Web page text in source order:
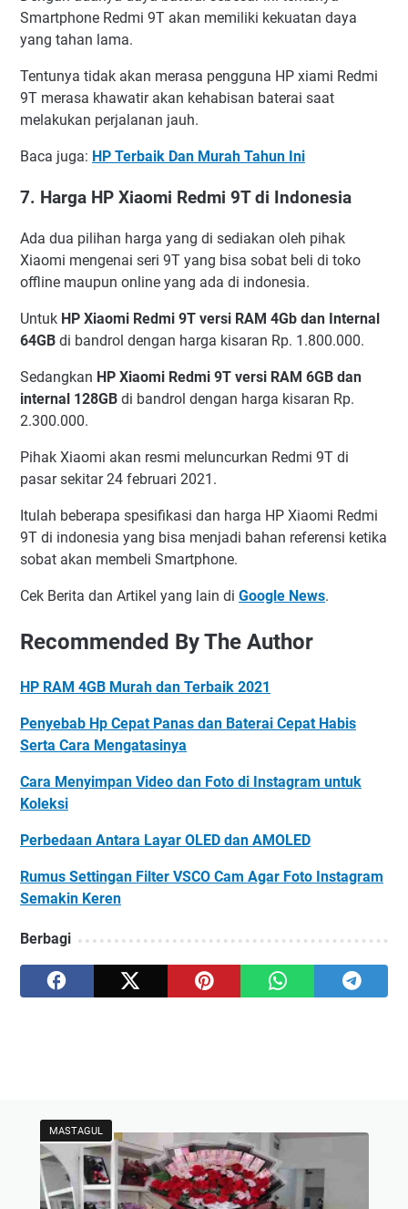
Smartphone Redmi 9T akan memiliki kekuatan daya
yang tahan lama.
Tentunya tidak akan merasa pengguna HP xiami Redmi
9T merasa khawatir akan kehabisan baterai saat
melakukan perjalanan jauh.
Baca juga: HP Terbaik Dan Murah Tahun Ini
7. Harga HP Xiaomi Redmi 9T di Indonesia
Ada dua pilihan harga yang di sediakan oleh pihak
Xiaomi mengenai seri 9T yang bisa sobat beli di toko
offline maupun online yang ada di indonesia.
Untuk HP Xiaomi Redmi 9T versi RAM 4Gb dan Internal
64GB di bandrol dengan harga kisaran Rp. 1.800.000.
Sedangkan HP Xiaomi Redmi 9T versi RAM 6GB dan
internal 128GB di bandrol dengan harga kisaran Rp.
2.300.000.
Pihak Xiaomi akan resmi meluncurkan Redmi 9T di
pasar sekitar 24 februari 2021.
Itulah beberapa spesifikasi dan harga HP Xiaomi Redmi
9T di indonesia yang bisa menjadi bahan referensi ketika
sobat akan membeli Smartphone.
Cek Berita dan Artikel yang lain di Google News.
Recommended By The Author
HP RAM 4GB Murah dan Terbaik 2021
Penyebab Hp Cepat Panas dan Baterai Cepat Habis
Serta Cara Mengatasinya
Cara Menyimpan Video dan Foto di Instagram untuk
Koleksi
Perbedaan Antara Layar OLED dan AMOLED
Rumus Settingan Filter VSCO Cam Agar Foto Instagram
Semakin Keren
Berbagi
MASTAGUL